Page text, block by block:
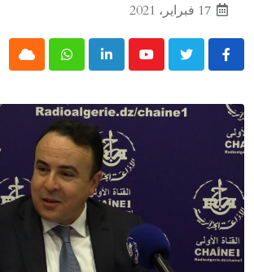
17 فبراير، 2021
Youtube
LinkedIn
Whatsapp
Cloud